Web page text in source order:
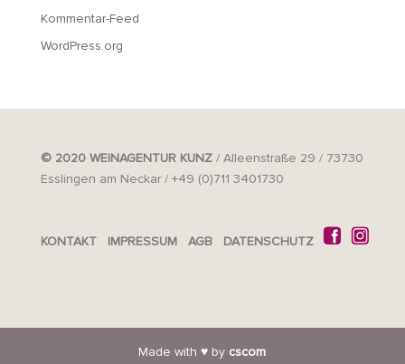
Kommentar-Feed
WordPress.org
© 2020 WEINAGENTUR KUNZ/ Alleenstraße 29 / 73730
Esslingen am Neckar / +49 (0)711 3401730
KONTAKT IMPRESSUM AGB DATENSCHUTZ
Made with ♥ by cscom